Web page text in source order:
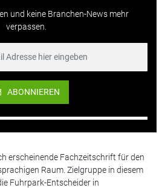
und keine Branchen-News mehr
verpassen.
ABONNIEREN
erscheinende Fachzeitschrift für den
Raum. Zielgruppe in diesem
Fuhrpark-Entscheider in